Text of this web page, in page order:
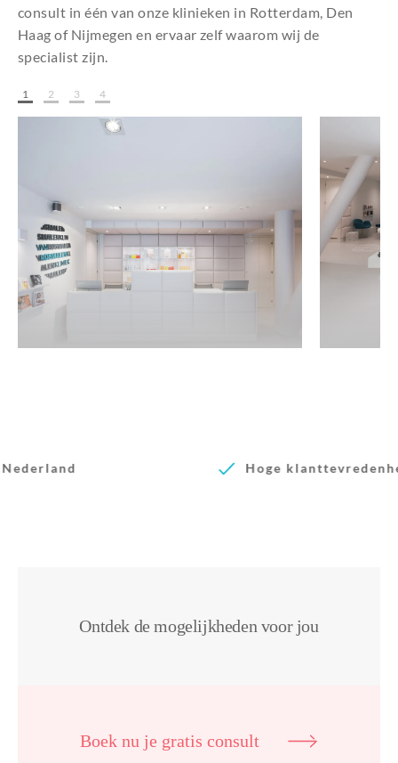
consult in één van onze klinieken in Rotterdam, Den
Haag of Nijmegen en ervaar zelf waarom wij de
specialist zijn.
1 2 3 4
Hoge klanttevredenheid
Ontdek de mogelijkheden voor jou
Boek nu je gratis consult